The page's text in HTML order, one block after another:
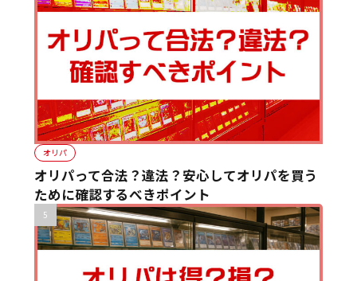
オリパ
オリパって合法？違法？安心してオリパを買う
ために確認するべきポイント